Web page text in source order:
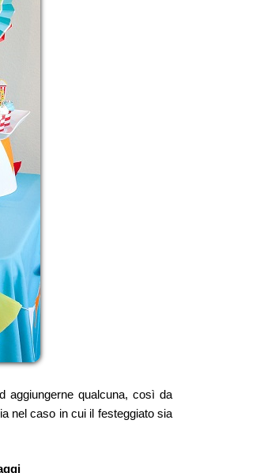
aggiungerne qualcuna, così da
nel caso in cui il festeggiato sia